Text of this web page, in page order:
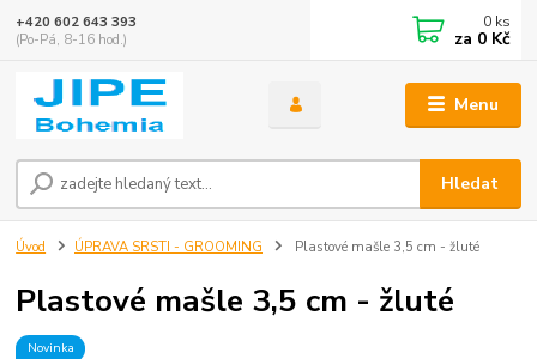
Menu
Hledat
+420 602 643 393
(Po-Pá, 8-16 hod.)
0 ks
za 0 Kč
Úvod ÚPRAVA SRSTI - GROOMING Plastové mašle 3,5 cm - žluté
Plastové mašle 3,5 cm - žluté
Novinka